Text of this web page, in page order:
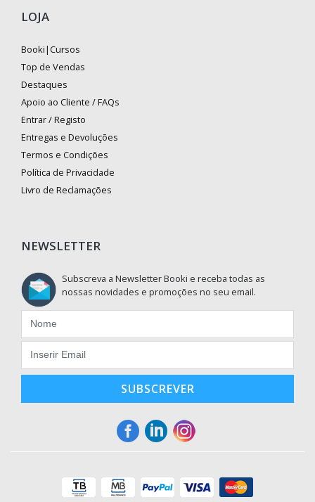
LOJA
Booki|Cursos
Top de Vendas
Destaques
Apoio ao Cliente / FAQs
Entrar / Registo
Entregas e Devoluções
Termos e Condições
Política de Privacidade
Livro de Reclamações
NEWSLETTER
Subscreva a Newsletter Booki e receba todas as
nossas novidades e promoções no seu email.
SUBSCREVER